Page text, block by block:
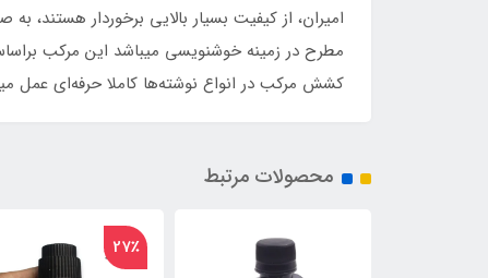
امیران، از کیفیت بسیار بالایی برخوردار
مطرح در زمینه خوشنویسی میباشد این مرکب
کشش مرکب در انواع نوشته‌ها کاملا حرفه‌ای عمل
محصولات مرتبط